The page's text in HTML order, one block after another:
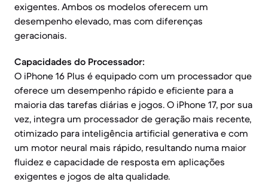
exigentes. Ambos os modelos oferecem um
desempenho elevado, mas com diferenças
geracionais.
Capacidades do Processador:
O iPhone 16 Plus é equipado com um processador que
oferece um desempenho rápido e eficiente para a
maioria das tarefas diárias e jogos. O iPhone 17, por sua
vez, integra um processador de geração mais recente,
otimizado para inteligência artificial generativa e com
um motor neural mais rápido, resultando numa maior
fluidez e capacidade de resposta em aplicações
exigentes e jogos de alta qualidade.